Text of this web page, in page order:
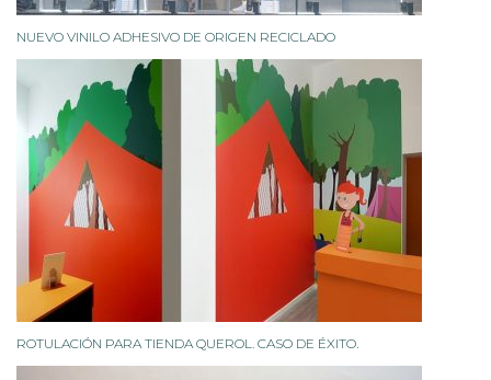
NUEVO VINILO ADHESIVO DE ORIGEN RECICLADO
ROTULACIÓN PARA TIENDA QUEROL. CASO DE ÉXITO.